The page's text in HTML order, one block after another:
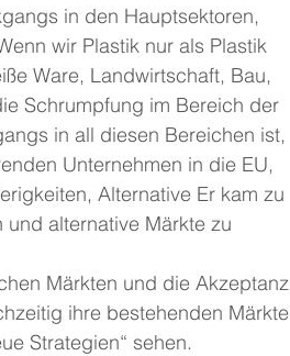
in den Hauptsektoren,
wir Plastik nur als Plastik
Ware, Landwirtschaft, Bau,
Schrumpfung im Bereich der
in all diesen Bereichen ist,
Unternehmen in die EU,
Alternative Er kam zu
alternative Märkte zu
Märkten und die Akzeptanz
ihre bestehenden Märkte
Strategien“ sehen.